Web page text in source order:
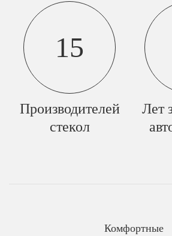
15
Производителей
стекол
Лет
Комфортные